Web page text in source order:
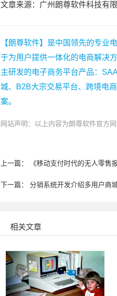
文章来源：广州朗尊软件科技有
【朗尊软件】是中国领先的专业
于为用户提供一体化的电商解决
主研发的电子商务平台产品：
城、B2B大宗交易平台、跨境电
案。
网站声明：以上内容为朗尊软件官方
上一篇： 《移动支付时代的无人零售
下一篇： 分销系统开发介绍多用户商
相关文章